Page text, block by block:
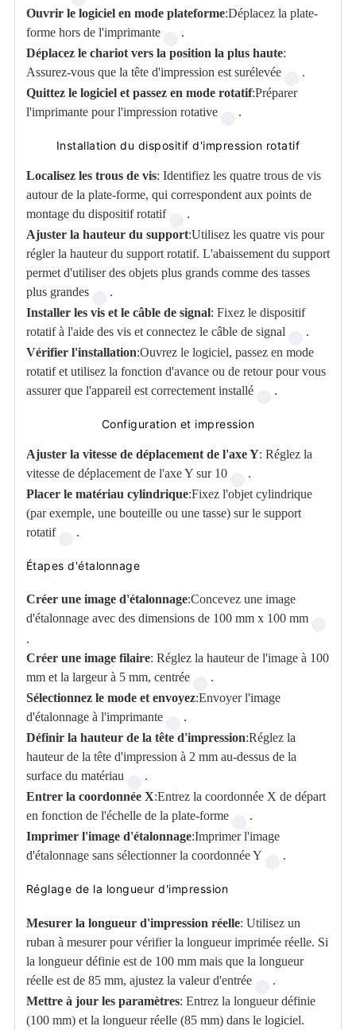
Ouvrir le logiciel en mode plateforme:Déplacez la plate-
forme hors de l'imprimante
.
Déplacez le chariot vers la position la plus haute:
Assurez-vous que la tête d'impression est surélevée
.
Quittez le logiciel et passez en mode rotatif:Préparer
l'imprimante pour l'impression rotative
.
Installation du dispositif d'impression rotatif
Localisez les trous de vis: Identifiez les quatre trous de vis
autour de la plate-forme, qui correspondent aux points de
montage du dispositif rotatif
.
Ajuster la hauteur du support:Utilisez les quatre vis pour
régler la hauteur du support rotatif. L'abaissement du support
permet d'utiliser des objets plus grands comme des tasses
plus grandes
.
Installer les vis et le câble de signal: Fixez le dispositif
rotatif à l'aide des vis et connectez le câble de signal
.
Vérifier l'installation:Ouvrez le logiciel, passez en mode
rotatif et utilisez la fonction d'avance ou de retour pour vous
assurer que l'appareil est correctement installé
.
Configuration et impression
Ajuster la vitesse de déplacement de l'axe Y: Réglez la
vitesse de déplacement de l'axe Y sur 10
.
Placer le matériau cylindrique:Fixez l'objet cylindrique
(par exemple, une bouteille ou une tasse) sur le support
rotatif
.
Étapes d'étalonnage
Créer une image d'étalonnage:Concevez une image
d'étalonnage avec des dimensions de 100 mm x 100 mm
.
Créer une image filaire: Réglez la hauteur de l'image à 100
mm et la largeur à 5 mm, centrée
.
Sélectionnez le mode et envoyez:Envoyer l'image
d'étalonnage à l'imprimante
.
Définir la hauteur de la tête d'impression:Réglez la
hauteur de la tête d'impression à 2 mm au-dessus de la
surface du matériau
.
Entrer la coordonnée X:Entrez la coordonnée X de départ
en fonction de l'échelle de la plate-forme
.
Imprimer l'image d'étalonnage:Imprimer l'image
d'étalonnage sans sélectionner la coordonnée Y
.
Réglage de la longueur d'impression
Mesurer la longueur d'impression réelle: Utilisez un
ruban à mesurer pour vérifier la longueur imprimée réelle. Si
la longueur définie est de 100 mm mais que la longueur
réelle est de 85 mm, ajustez la valeur d'entrée
.
Mettre à jour les paramètres: Entrez la longueur définie
(100 mm) et la longueur réelle (85 mm) dans le logiciel.